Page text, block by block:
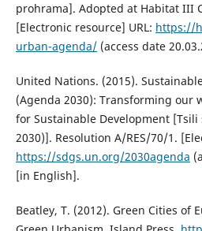
prohrama]. Adopted at Habitat III
[Electronic resource] URL: https://
urban-agenda/(access date
United Nations. (2015).
(Agenda 2030): Transforming our
for Sustainable Development
2030)]. Resolution A/RES/70/1.
https://sdgs.un.org/2030agenda
[in English].
Beatley, T. (2012). Green Cities of